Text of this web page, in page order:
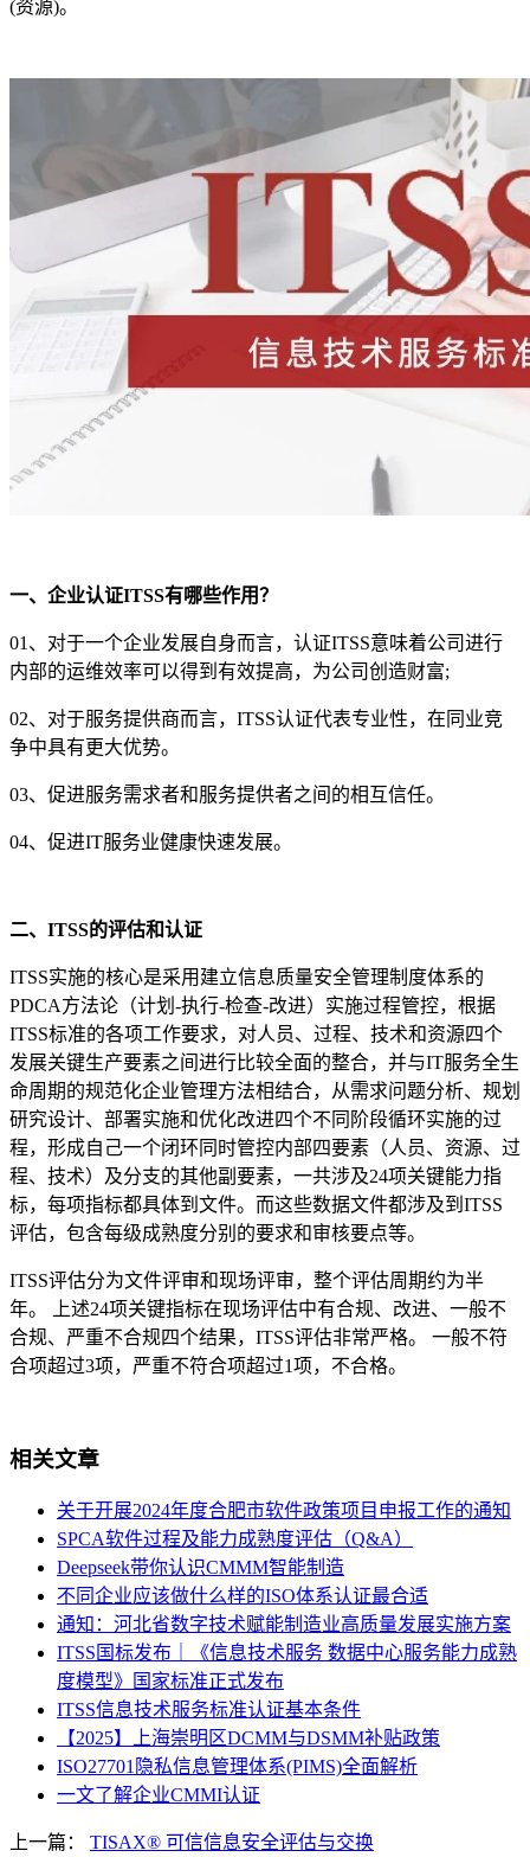
(资源)。
一、企业认证ITSS有哪些作用？
01、对于一个企业发展自身而言，认证ITSS意味着公司进行
内部的运维效率可以得到有效提高，为公司创造财富;
02、对于服务提供商而言，ITSS认证代表专业性，在同业竞
争中具有更大优势。
03、促进服务需求者和服务提供者之间的相互信任。
04、促进IT服务业健康快速发展。
二、 ITSS的评估和认证
ITSS实施的核心是采用建立信息质量安全管理制度体系的
PDCA方法论（计划-执行-检查-改进）实施过程管控，根据
ITSS标准的各项工作要求，对人员、过程、技术和资源四个
发展关键生产要素之间进行比较全面的整合，并与IT服务全生
命周期的规范化企业管理方法相结合，从需求问题分析、规划
研究设计、部署实施和优化改进四个不同阶段循环实施的过
程，形成自己一个闭环同时管控内部四要素（人员、资源、过
程、技术）及分支的其他副要素，一共涉及24项关键能力指
标，每项指标都具体到文件。而这些数据文件都涉及到ITSS
评估，包含每级成熟度分别的要求和审核要点等。
ITSS评估分为文件评审和现场评审，整个评估周期约为半
年。 上述24项关键指标在现场评估中有合规、改进、一般不
合规、严重不合规四个结果，ITSS评估非常严格。 一般不符
合项超过3项，严重不符合项超过1项，不合格。
相关文章
关于开展2024年度合肥市软件政策项目申报工作的通知
SPCA软件过程及能力成熟度评估（Q&A）
Deepseek带你认识CMMM智能制造
不同企业应该做什么样的ISO体系认证最合适
通知：河北省数字技术赋能制造业高质量发展实施方案
ITSS国标发布｜《信息技术服务 数据中心服务能力成熟
度模型》国家标准正式发布
ITSS信息技术服务标准认证基本条件
【2025】上海崇明区DCMM与DSMM补贴政策
ISO27701隐私信息管理体系(PIMS)全面解析
一文了解企业CMMI认证
上一篇： TISAX® 可信信息安全评估与交换